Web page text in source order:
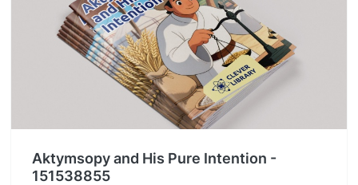
Aktymsopy and His Pure Intention -
151538855